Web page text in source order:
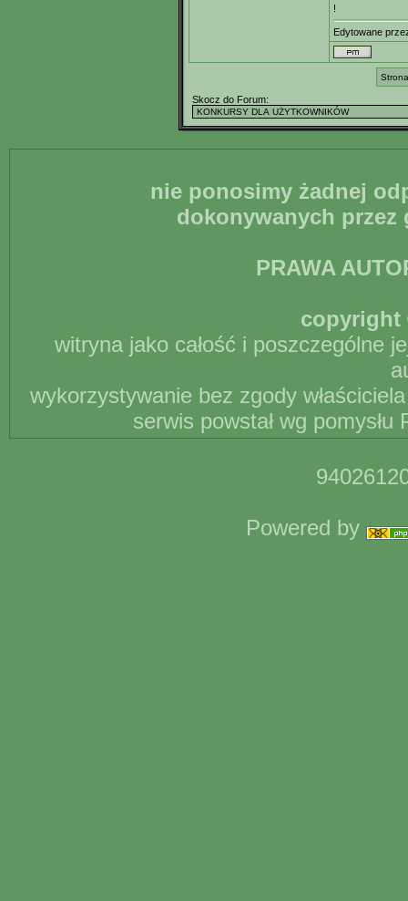
!
Edytowane
Skocz do Forum:
nie ponosimy żadnej
dokonywanych
PRAWA
copyright
witryna jako całość i poszczególne
wykorzystywanie bez zgody
serwis powstał wg
Powered by